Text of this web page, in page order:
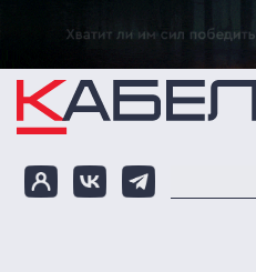
Перейти к основному